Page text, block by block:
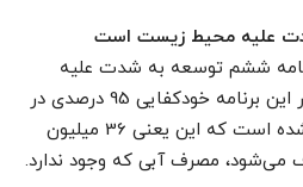
علیه محیط زیست است
ششم توسعه به شدت علیه
محیط زیست است، گفت: در این برنامه خودکفایی 95 درصدی در
محصولات کشاورزی مطرح شده است که این یعنی 36 میلیون
مصرف آبی که وجود ندارد.